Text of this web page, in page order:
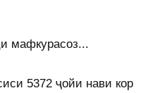
мафкурасоз...
5372 ҷойи нави кор